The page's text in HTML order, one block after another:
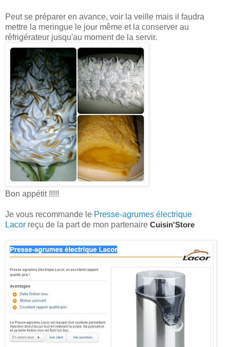
Peut se préparer en avance, voir la veille mais il faudra
mettre la meringue le jour même et la conserver au
réfrigérateur jusqu'au moment de la servir.
Bon appétit !!!!!
Je vous recommande le Presse-agrumes électrique
Lacor reçu de la part de mon partenaire Cuisin'Store